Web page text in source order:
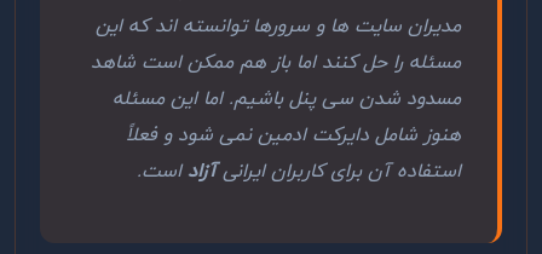
مدیران سایت ها و سرورها توانسته اند که این
مسئله را حل کنند اما باز هم ممکن است شاهد
مسدود شدن سی پنل باشیم. اما این مسئله
هنوز شامل دایرکت ادمین نمی شود و فعلاً
استفاده آن برای کاربران ایرانیآزاداست.